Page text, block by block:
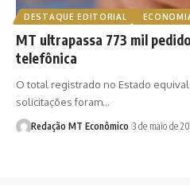
DESTAQUE EDITORIAL
MT ultrapassa 773 mil
telefônica
O total registrado no Estado
solicitações foram…
Redação MT Econômico 3 de maio de